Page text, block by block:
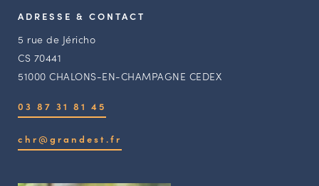
ADRESSE & CONTACT
5 rue de Jéricho
CS 70441
51000 CHALONS-EN-CHAMPAGNE CEDEX
03 87 31 81 45
chr@grandest.fr